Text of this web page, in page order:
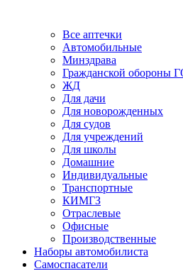
Все аптечки
Автомобильные
Минздрава
Гражданской обороны
ЖД
Для дачи
Для новорожденных
Для судов
Для учреждений
Для школы
Домашние
Индивидуальные
Транспортные
КИМГЗ
Отраслевые
Офисные
Производственные
Наборы автомобилиста
Самоспасатели